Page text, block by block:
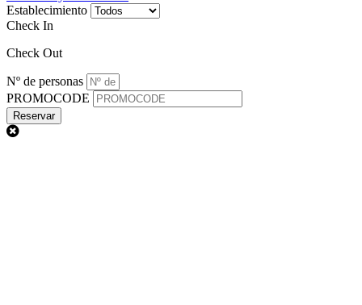
Establecimiento
Check In
Check Out
Nº de personas
PROMOCODE
Reservar